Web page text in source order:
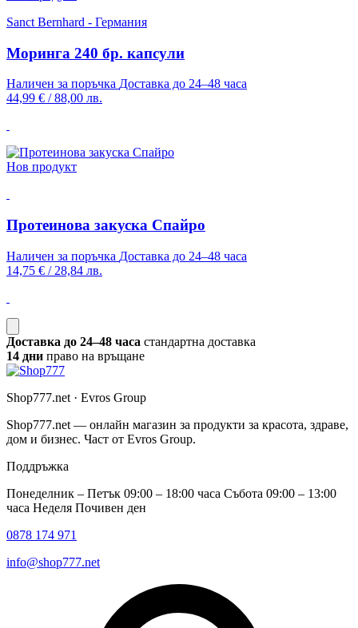
Sanct Bernhard - Германия
Моринга 240 бр. капсули
Наличен за поръчка Доставка до 24–48 часа
44,99 € / 88,00 лв.
Нов продукт
Протеинова закуска Спайро
Наличен за поръчка Доставка до 24–48 часа
14,75 € / 28,84 лв.
Доставка до 24–48 часа стандартна доставка
14 дни право на връщане
Shop777.net · Evros Group
Shop777.net — онлайн магазин за продукти за красота, здраве,
дом и бизнес. Част от Evros Group.
Поддръжка
Понеделник – Петък 09:00 – 18:00 часа Събота 09:00 – 13:00
часа Неделя Почивен ден
0878 174 971
info@shop777.net